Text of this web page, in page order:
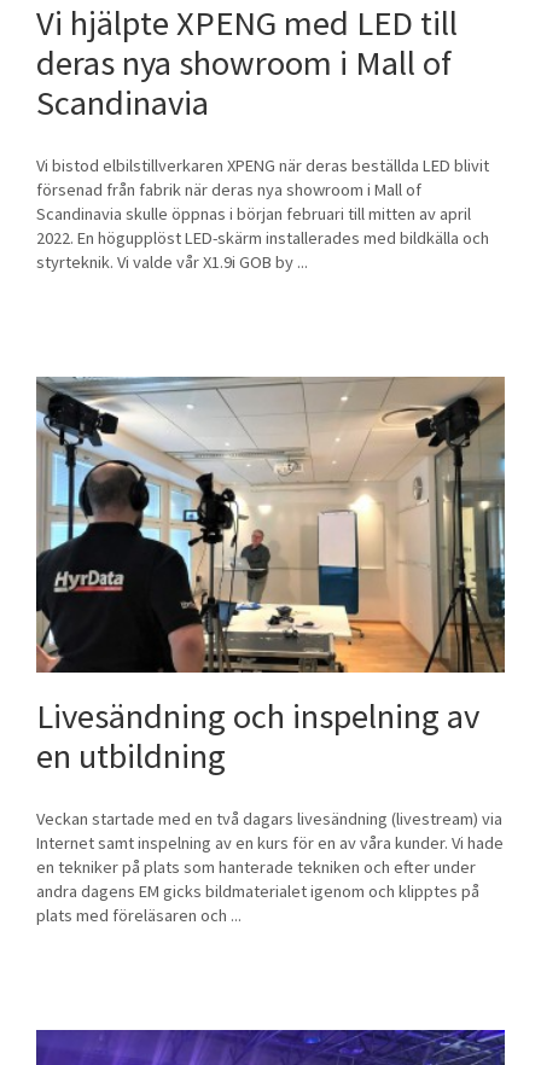
Vi hjälpte XPENG med LED till
deras nya showroom i Mall of
Scandinavia
Vi bistod elbilstillverkaren XPENG när deras beställda LED blivit
försenad från fabrik när deras nya showroom i Mall of
Scandinavia skulle öppnas i början februari till mitten av april
2022. En högupplöst LED-skärm installerades med bildkälla och
styrteknik. Vi valde vår X1.9i GOB by ...
Livesändning och inspelning av
en utbildning
Veckan startade med en två dagars livesändning (livestream) via
Internet samt inspelning av en kurs för en av våra kunder. Vi hade
en tekniker på plats som hanterade tekniken och efter under
andra dagens EM gicks bildmaterialet igenom och klipptes på
plats med föreläsaren och ...